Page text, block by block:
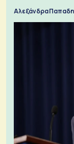
Αλεξάνδρα